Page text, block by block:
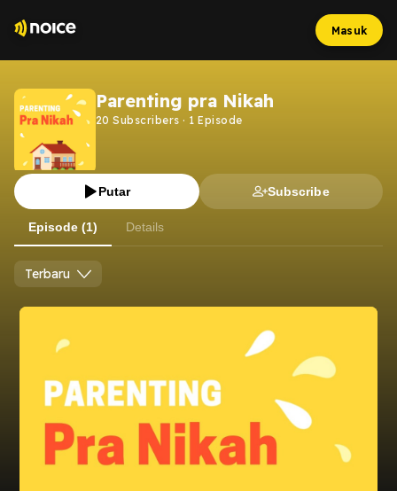
Masuk
Parenting pra Nikah
20 Subscribers · 1 Episode
Putar Subscribe
Episode (1) Details
Terbaru